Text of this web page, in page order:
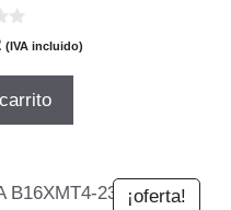
El
actual
(IVA incluido)
¡oferta!